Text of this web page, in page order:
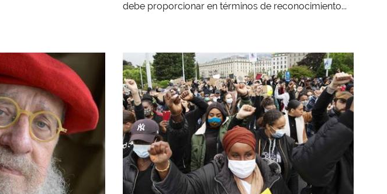
debe proporcionar en términos de reconocimiento...
Imagen